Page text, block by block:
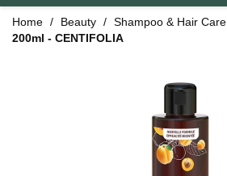
Home Beauty Shampoo & Hair Care
200ml - CENTIFOLIA